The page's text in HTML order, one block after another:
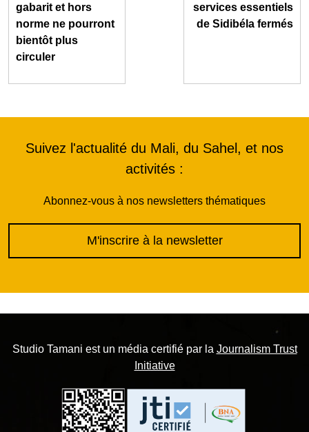
gabarit et hors
norme ne pourront
bientôt plus
circuler
services essentiels
de Sidibéla fermés
Suivez l'actualité du Mali, du Sahel, et nos
activités :
Abonnez-vous à nos newsletters thématiques
M'inscrire à la newsletter
Studio Tamani est un média certifié par la Journalism Trust
Initiative